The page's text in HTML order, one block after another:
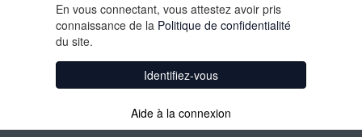
En vous connectant, vous attestez avoir pris
connaissance de la Politique de confidentialité
du site.
Identifiez-vous
Aide à la connexion